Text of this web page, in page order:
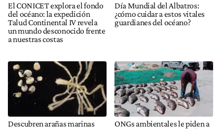
El CONICET explora el fondo
del océano: la expedición
Talud Continental IV revela
un mundo desconocido frente
a nuestras costas
Día Mundial del Albatros:
¿cómo cuidar a estos vitales
guardianes del océano?
Descubren arañas marinas
ONGs ambientales le piden a